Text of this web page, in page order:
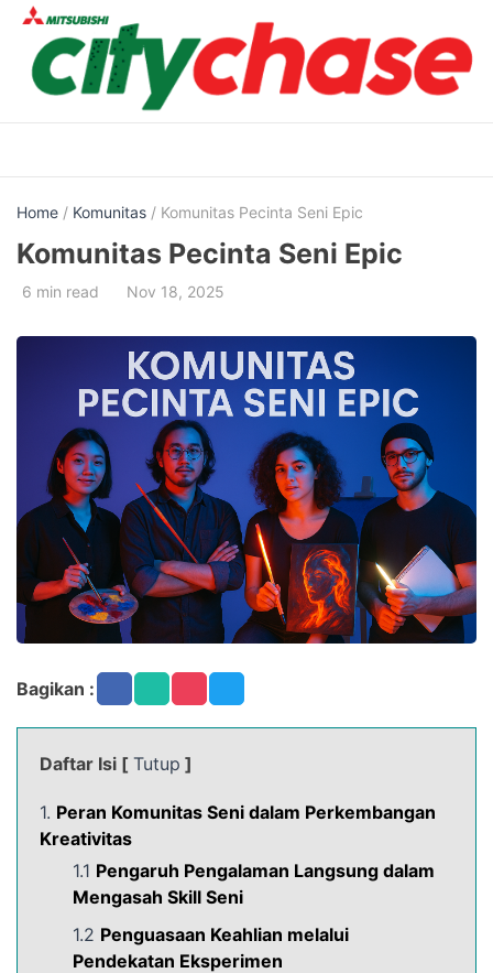
Skip
content
Home / Komunitas / Komunitas Pecinta Seni Epic
Komunitas Pecinta Seni Epic
6 min read Nov 18, 2025
Bagikan :
Daftar Isi [ Tutup ]
1. Peran Komunitas Seni dalam Perkembangan
Kreativitas
1.1 Pengaruh Pengalaman Langsung dalam
Mengasah Skill Seni
1.2 Penguasaan Keahlian melalui
Pendekatan Eksperimen